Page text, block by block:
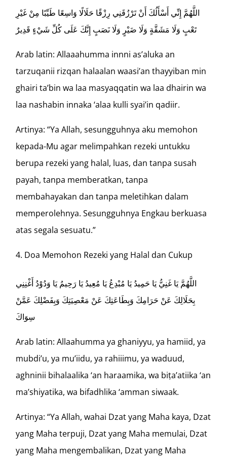
اللَّهُمَّ إِنِّي أَسْأَلُكَ أَنْ تَرْزُقَنِي رِزْقًا حَلَالًا وَاسِعًا طَيِّبًا مِنْ غَيْرِ
تَعْبٍ وَلَا مَشَقَّةٍ وَلَا ضَيْرٍ وَلَا نَصَبٍ إِنَّكَ عَلَى كُلِّ شَيْءٍ قَدِيرٌ
Arab latin: Allaaahumma innni as’aluka an
tarzuqanii rizqan halaalan waasi’an thayyiban min
ghairi ta’bin wa laa masyaqqatin wa laa dhairin wa
laa nashabin innaka ‘alaa kulli syai’in qadiir.
Artinya: “Ya Allah, sesungguhnya aku memohon
kepada-Mu agar melimpahkan rezeki untukku
berupa rezeki yang halal, luas, dan tanpa susah
payah, tanpa memberatkan, tanpa
membahayakan dan tanpa meletihkan dalam
memperolehnya. Sesungguhnya Engkau berkuasa
atas segala sesuatu.”
Doa Memohon Rezeki yang Halal dan Cukup
اللَّهُمَّ يَا غَنِيُّ يَا حَمِيدُ يَا مُبْدِعُ يَا مُعِيدُ يَا رَحِيمُ يَا وَدُوْدُ أَغْنِنِي
بِحَلَالِكَ عَنْ حَرَامِكَ وَبِطَاعَتِكَ عَنْ مَعْصِيَتِكَ وَبِفَضْلِكَ عَمَّنْ
سِوَاكَ
Arab latin: Allaahumma ya ghaniyyu, ya hamiid, ya
mubdi’u, ya mu’iidu, ya rahiiimu, ya waduud,
aghninii bihalaalika ‘an haraamika, wa biṭa’atiika ‘an
ma’shiyatika, wa bifadhlika ‘amman siwaak.
Artinya: “Ya Allah, wahai Dzat yang Maha kaya, Dzat
yang Maha terpuji, Dzat yang Maha memulai, Dzat
yang Maha mengembalikan, Dzat yang Maha